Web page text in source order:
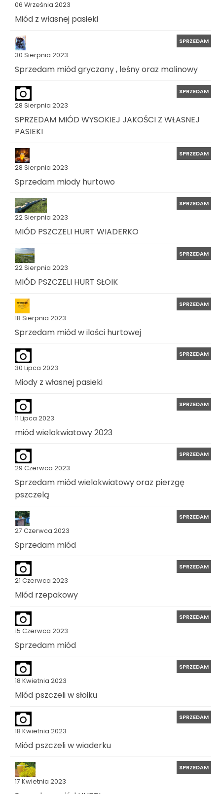
06 Września 2023
Miód z własnej pasieki
30 Sierpnia 2023
SPRZEDAM
Sprzedam miód gryczany , leśny oraz malinowy
28 Sierpnia 2023
SPRZEDAM
SPRZEDAM MIÓD WYSOKIEJ JAKOŚCI Z WŁASNEJ
PASIEKI
28 Sierpnia 2023
SPRZEDAM
Sprzedam miody hurtowo
22 Sierpnia 2023
SPRZEDAM
MIÓD PSZCZELI HURT WIADERKO
22 Sierpnia 2023
SPRZEDAM
MIÓD PSZCZELI HURT SŁOIK
18 Sierpnia 2023
SPRZEDAM
Sprzedam miód w ilości hurtowej
30 Lipca 2023
SPRZEDAM
Miody z własnej pasieki
11 Lipca 2023
SPRZEDAM
miód wielokwiatowy 2023
29 Czerwca 2023
SPRZEDAM
Sprzedam miód wielokwiatowy oraz pierzgę
pszczelą
27 Czerwca 2023
SPRZEDAM
Sprzedam miód
21 Czerwca 2023
SPRZEDAM
Miód rzepakowy
15 Czerwca 2023
SPRZEDAM
Sprzedam miód
18 Kwietnia 2023
SPRZEDAM
Miód pszczeli w słoiku
18 Kwietnia 2023
SPRZEDAM
Miód pszczeli w wiaderku
17 Kwietnia 2023
SPRZEDAM